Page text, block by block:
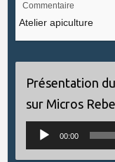
Commentaire
Atelier apiculture
Présentation
sur Micros
Lecteur
00:00